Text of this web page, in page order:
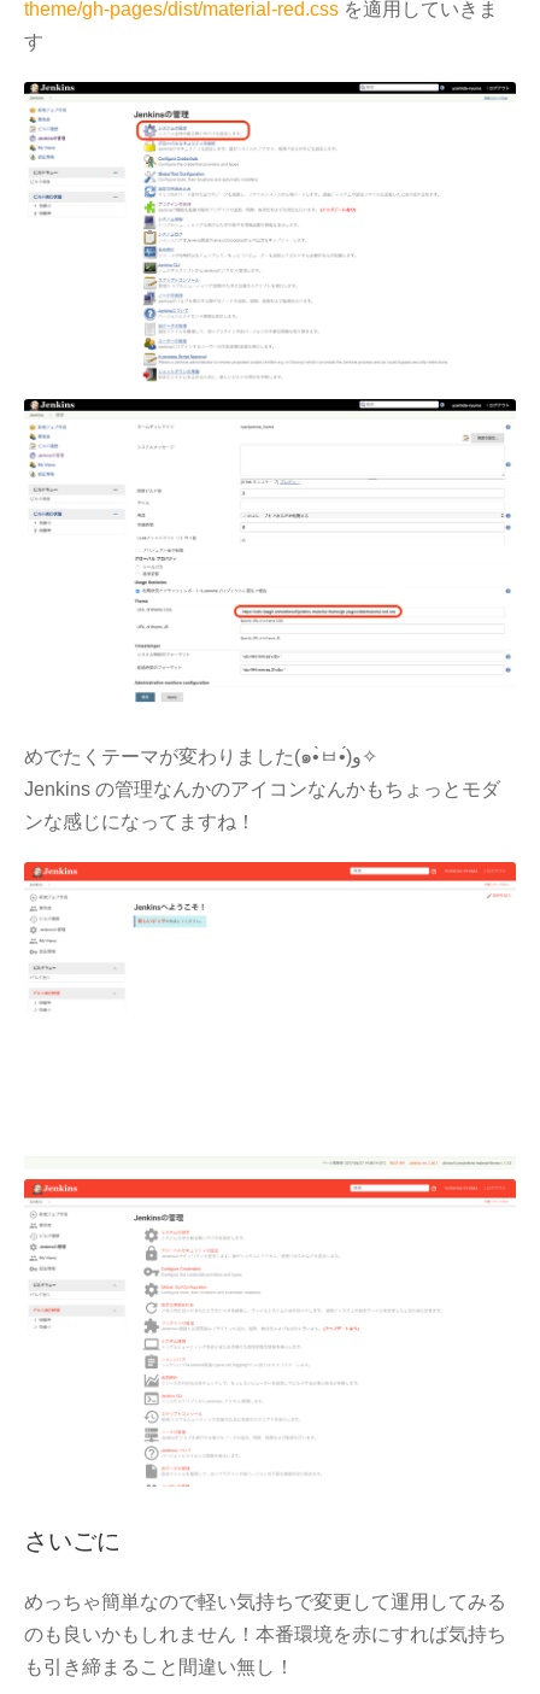
theme/gh-pages/dist/material-red.css を適用していきま
す
めでたくテーマが変わりました(๑•̀ㅂ•́)و✧
Jenkins の管理なんかのアイコンなんかもちょっとモダ
ンな感じになってますね！
さいごに
めっちゃ簡単なので軽い気持ちで変更して運用してみる
のも良いかもしれません！本番環境を赤にすれば気持ち
も引き締まること間違い無し！